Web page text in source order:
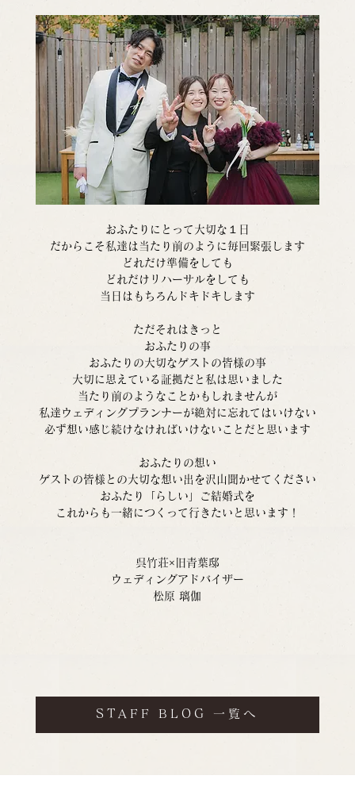
おふたりにとって大切な１日
だからこそ私達は当たり前のように毎回緊張します
どれだけ準備をしても
どれだけリハーサルをしても
当日はもちろんドキドキします
ただそれはきっと
おふたりの事
おふたりの大切なゲストの皆様の事
大切に思えている証拠だと私は思いました
当たり前のようなことかもしれませんが
私達ウェディングプランナーが絶対に忘れてはいけない
必ず想い感じ続けなければいけないことだと思います
おふたりの想い
ゲストの皆様との大切な想い出を沢山聞かせてください
おふたり「らしい」ご結婚式を
これからも一緒につくって行きたいと思います！
呉竹荘×旧青葉邸
ウェディングアドバイザー
松原 璃伽
STAFF BLOG 一覧へ